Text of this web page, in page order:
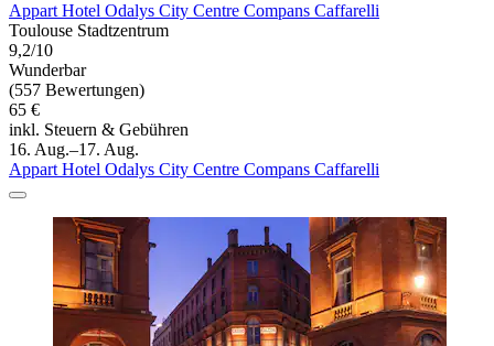
Appart Hotel Odalys City Centre Compans Caffarelli
Toulouse Stadtzentrum
9,2/10
Wunderbar
(557 Bewertungen)
65 €
inkl. Steuern & Gebühren
16. Aug.–17. Aug.
Appart Hotel Odalys City Centre Compans Caffarelli